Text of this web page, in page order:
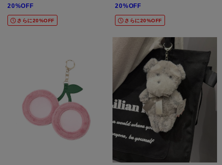
20%OFF
さらに20%OFF
20%OFF
さらに20%OFF